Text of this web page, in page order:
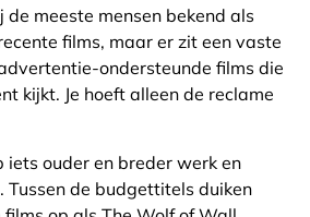
meeste mensen bekend als
films, maar er zit een vaste
ondersteunde films die
kijkt. Je hoeft alleen de reclame
iets ouder en breder werk en
de budgettitels duiken